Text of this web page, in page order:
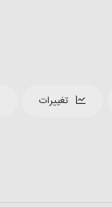
تغییرات